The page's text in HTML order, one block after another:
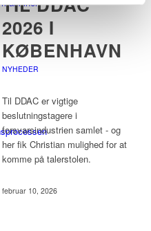
2026 I
KØBENHAVN
NYHEDER
Til DDAC er vigtige
beslutningstagere i
forsvarsindustrien samlet - og
her fik Christian mulighed for at
komme på talerstolen.
februar 10, 2026